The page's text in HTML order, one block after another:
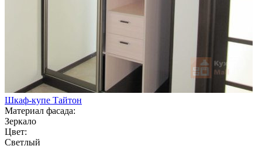
Шкаф-купе Тайтон
Материал фасада:
Зеркало
Цвет:
Светлый